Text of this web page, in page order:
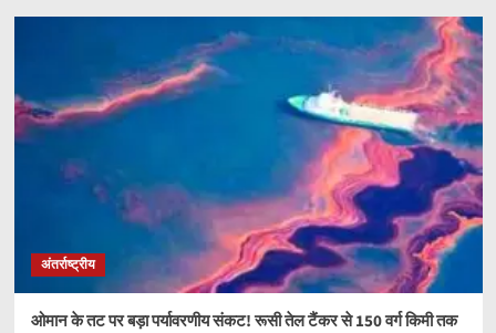
अंतर्राष्ट्रीय
ओमान के तट पर बड़ा पर्यावरणीय संकट! रूसी तेल टैंकर से 150 वर्ग किमी तक